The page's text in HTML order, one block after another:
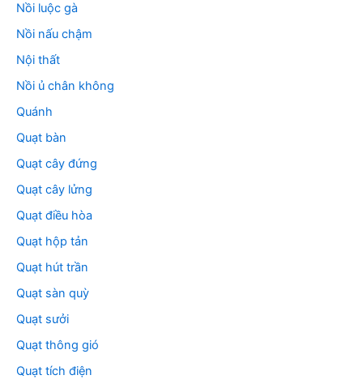
Nồi luộc gà
Nồi nấu chậm
Nội thất
Nồi ủ chân không
Quánh
Quạt bàn
Quạt cây đứng
Quạt cây lửng
Quạt điều hòa
Quạt hộp tản
Quạt hút trần
Quạt sàn quỳ
Quạt sưởi
Quạt thông gió
Quạt tích điện